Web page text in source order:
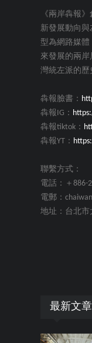
《兩岸犇報
新發展動向
型為網路媒體
來發展的兩
灣統左派的歷
犇報臉書：
犇報IG：
犇報tiktok：
犇報YT：
聯繫方式：
電話：＋886-
電郵：
地址：台北市
最新文章